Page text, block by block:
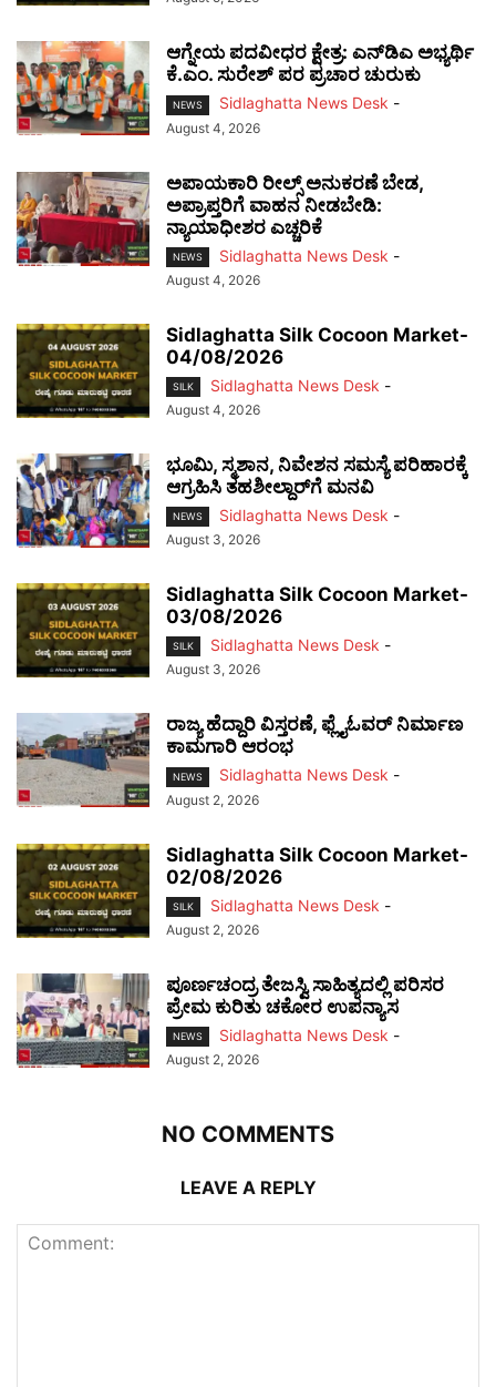
ಆಗ್ನೇಯ ಪದವೀಧರ ಕ್ಷೇತ್ರ: ಎನ್‌ಡಿಎ ಅಭ್ಯರ್ಥಿ
ಕೆ.ಎಂ. ಸುರೇಶ್ ಪರ ಪ್ರಚಾರ ಚುರುಕು
NEWS Sidlaghatta News Desk -
August 4, 2026
ಅಪಾಯಕಾರಿ ರೀಲ್ಸ್ ಅನುಕರಣೆ ಬೇಡ,
ಅಪ್ರಾಪ್ತರಿಗೆ ವಾಹನ ನೀಡಬೇಡಿ:
ನ್ಯಾಯಾಧೀಶರ ಎಚ್ಚರಿಕೆ
NEWS Sidlaghatta News Desk -
August 4, 2026
Sidlaghatta Silk Cocoon Market-
04/08/2026
SILK Sidlaghatta News Desk -
August 4, 2026
ಭೂಮಿ, ಸ್ಮಶಾನ, ನಿವೇಶನ ಸಮಸ್ಯೆ ಪರಿಹಾರಕ್ಕೆ
ಆಗ್ರಹಿಸಿ ತಹಶೀಲ್ದಾರ್‌ಗೆ ಮನವಿ
NEWS Sidlaghatta News Desk -
August 3, 2026
Sidlaghatta Silk Cocoon Market-
03/08/2026
SILK Sidlaghatta News Desk -
August 3, 2026
ರಾಜ್ಯ ಹೆದ್ದಾರಿ ವಿಸ್ತರಣೆ, ಫ್ಲೈಓವರ್ ನಿರ್ಮಾಣ
ಕಾಮಗಾರಿ ಆರಂಭ
NEWS Sidlaghatta News Desk -
August 2, 2026
Sidlaghatta Silk Cocoon Market-
02/08/2026
SILK Sidlaghatta News Desk -
August 2, 2026
ಪೂರ್ಣಚಂದ್ರ ತೇಜಸ್ವಿ ಸಾಹಿತ್ಯದಲ್ಲಿ ಪರಿಸರ
ಪ್ರೇಮ ಕುರಿತು ಚಕೋರ ಉಪನ್ಯಾಸ
NEWS Sidlaghatta News Desk -
August 2, 2026
NO COMMENTS
LEAVE A REPLY